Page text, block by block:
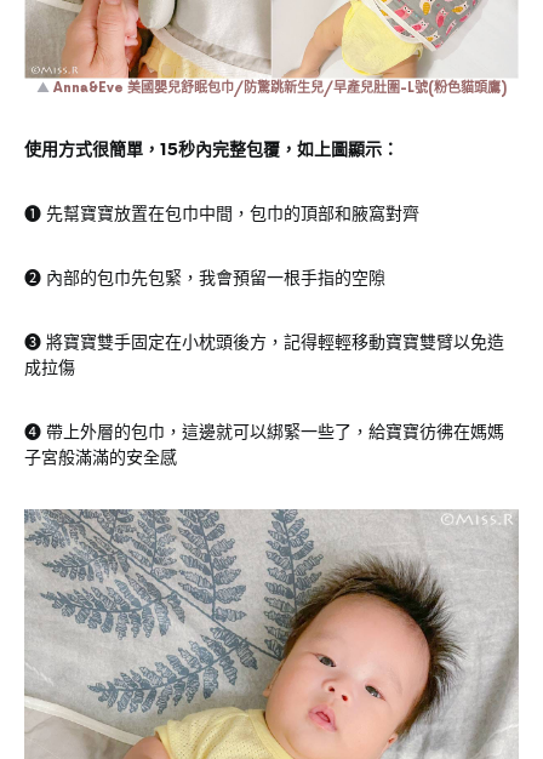
▲ Anna&Eve 美國嬰兒舒眠包巾/防驚跳新生兒/早產兒肚圍-L號(粉色貓頭鷹)
使用方式很簡單，15秒內完整包覆，如上圖顯示：
❶ 先幫寶寶放置在包巾中間，包巾的頂部和腋窩對齊
❷ 內部的包巾先包緊，我會預留一根手指的空隙
❸ 將寶寶雙手固定在小枕頭後方，記得輕輕移動寶寶雙臂以免造
成拉傷
❹ 帶上外層的包巾，這邊就可以綁緊一些了，給寶寶彷彿在媽媽
子宮般滿滿的安全感